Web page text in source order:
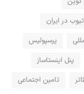
در ایران
پرسپولیس
پنل اینستاساز
تامین اجتماعی